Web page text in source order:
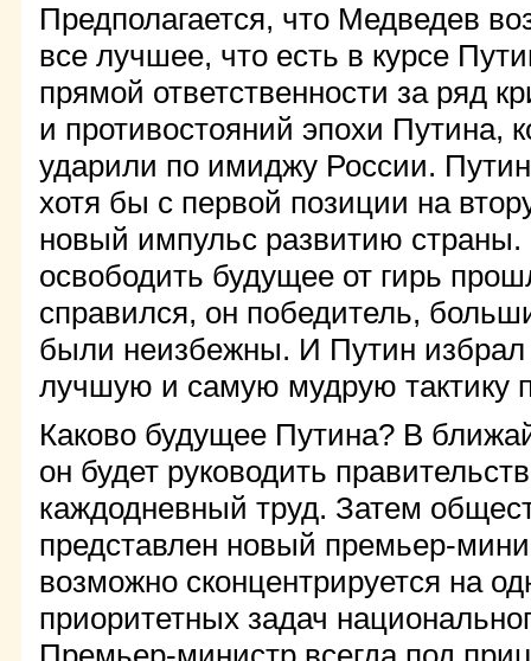
Предполагается, что Медведев
все лучшее, что есть в курсе
прямой ответственности за ряд
и противостояний эпохи Путина,
ударили по имиджу России.
хотя бы с первой позиции на
новый импульс развитию
освободить будущее от гирь
справился, он победитель,
были неизбежны. И Путин
лучшую и самую мудрую тактику
Каково будущее Путина? В
он будет руководить
каждодневный труд. Затем
представлен новый премьер-
возможно сконцентрируется на
приоритетных задач